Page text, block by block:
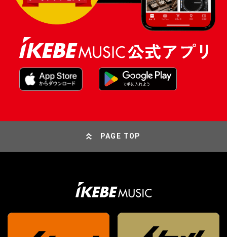
PAGE TOP